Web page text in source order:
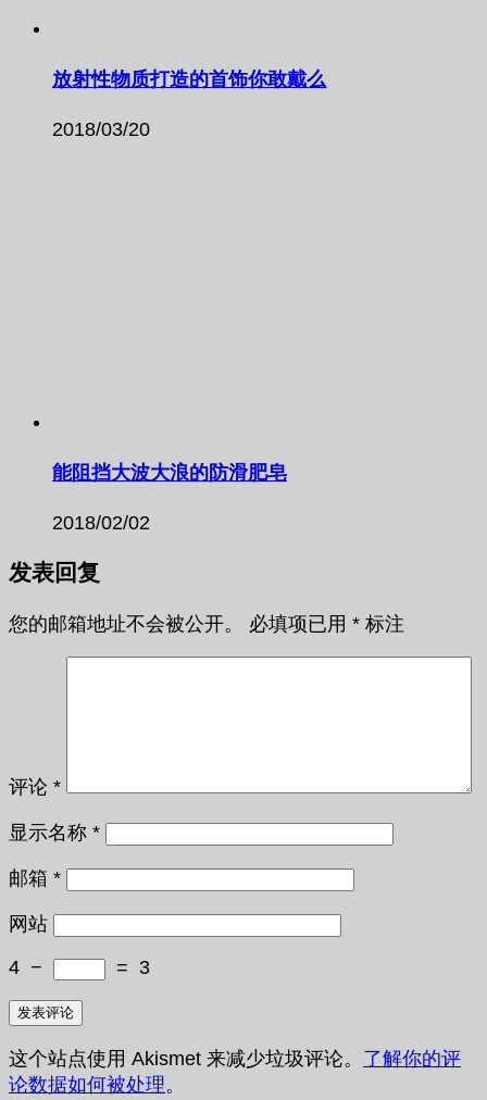
放射性物质打造的首饰你敢戴么
2018/03/20
能阻挡大波大浪的防滑肥皂
2018/02/02
发表回复
您的邮箱地址不会被公开。 必填项已用 * 标注
评论 *
显示名称 *
邮箱 *
网站
4 − = 3
这个站点使用 Akismet 来减少垃圾评论。 了解你的评
论数据如何被处理。